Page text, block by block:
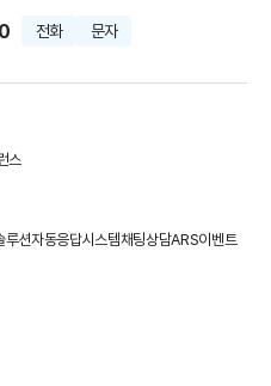
전화 문자
스
루션자동응답시스템채팅상담ARS이벤트